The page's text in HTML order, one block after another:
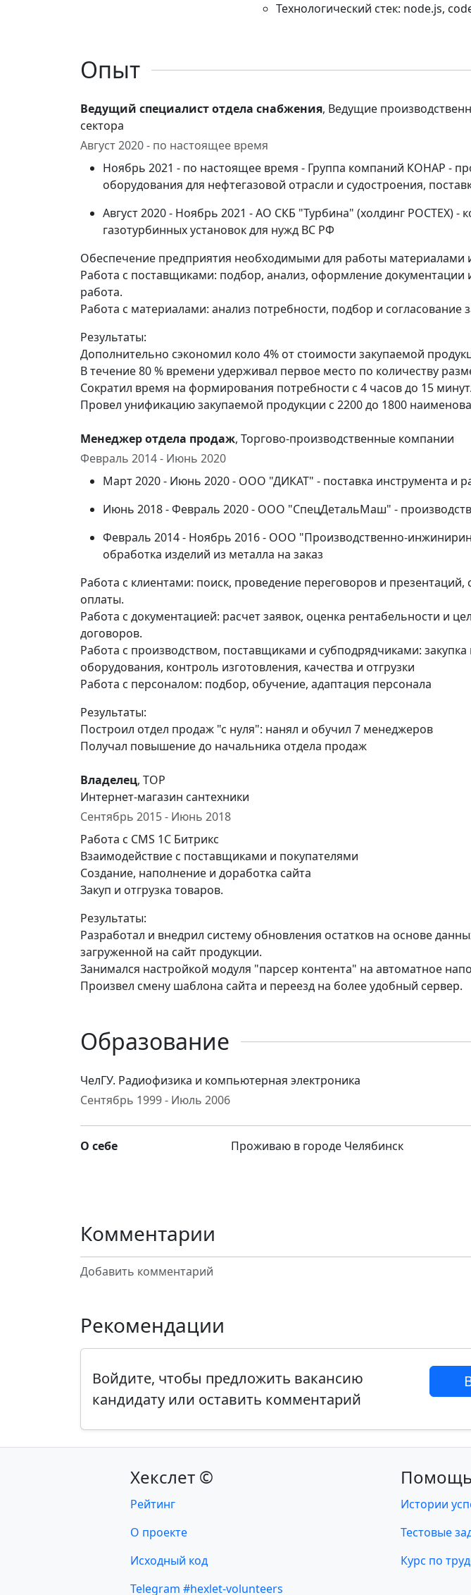
Технологический стек: node.js,
Опыт
Ведущий специалист отдела снабжения, Ведущие
сектора
Август 2020 - по настоящее время
Ноябрь 2021 - по настоящее время - Группа компаний КОНАР -
оборудования для нефтегазовой отрасли и судостроения,
Август 2020 - Ноябрь 2021 - АО СКБ "Турбина" (холдинг РОСТЕХ) -
газотурбинных установок для нужд ВС РФ
Обеспечение предприятия необходимыми для работы материалами
Работа с поставщиками: подбор, анализ, оформление
работа.
Работа с материалами: анализ потребности, подбор и согласование
Результаты:
Дополнительно сэкономил коло 4% от стоимости закупаемой
В течение 80 % времени удерживал первое место по количеству
Сократил время на формирования потребности с 4 часов до 15 минут.
Провел унификацию закупаемой продукции с 2200 до 1800
Менеджер отдела продаж, Торгово-производственные компании
Февраль 2014 - Июнь 2020
Март 2020 - Июнь 2020 - ООО "ДИКАТ" - поставка инструмента и
Июнь 2018 - Февраль 2020 - ООО "СпецДетальМаш" -
Февраль 2014 - Ноябрь 2016 - ООО "Производственно-
обработка изделий из металла на заказ
Работа с клиентами: поиск, проведение переговоров и
оплаты.
Работа с документацией: расчет заявок, оценка рентабельности и
договоров.
Работа с производством, поставщиками и субподрядчиками:
оборудования, контроль изготовления, качества и отгрузки
Работа с персоналом: подбор, обучение, адаптация персонала
Результаты:
Построил отдел продаж "с нуля": нанял и обучил 7 менеджеров
Получал повышение до начальника отдела продаж
Владелец, ТОР
Интернет-магазин сантехники
Сентябрь 2015 - Июнь 2018
Работа с CMS 1С Битрикс
Взаимодействие с поставщиками и покупателями
Создание, наполнение и доработка сайта
Закуп и отгрузка товаров.
Результаты:
Разработал и внедрил систему обновления остатков на основе
загруженной на сайт продукции.
Занимался настройкой модуля "парсер контента" на автоматное
Произвел смену шаблона сайта и переезд на более удобный сервер.
Образование
ЧелГУ. Радиофизика и компьютерная электроника
Сентябрь 1999 - Июль 2006
О себе Проживаю в городе Челябинск
Комментарии
Добавить комментарий
Рекомендации
Войдите, чтобы предложить вакансию
кандидату или оставить комментарий
Хекслет ©
Рейтинг
О проекте
Исходный код
Telegram #hexlet-volunteers
Помощь
Истории
Тестовые
Курс по